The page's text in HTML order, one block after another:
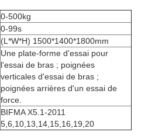
0-500kg
0-99s
(L*W*H) 1500*1400*1800mm
Une plate-forme d'essai pour
l'essai de bras ; poignées
verticales d'essai de bras ;
poignées arrières d'un essai de
force.
BIFMA X5.1-2011
5,6,10,13,14,15,16,19,20